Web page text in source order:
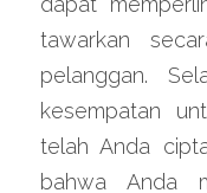
tawarkan
pelanggan.
kesempatan
telah Anda
bahwa Anda